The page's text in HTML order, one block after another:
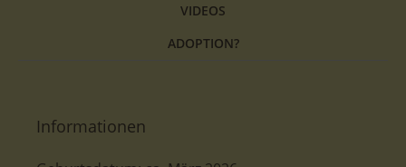
VIDEOS
ADOPTION?
Informationen